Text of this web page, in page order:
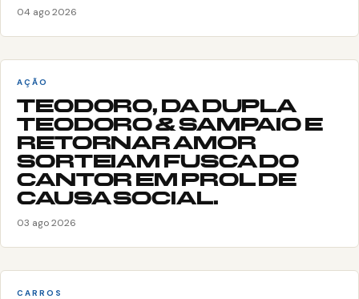
04 ago 2026
AÇÃO
TEODORO, DA DUPLA
TEODORO & SAMPAIO E
RETORNAR AMOR
SORTEIAM FUSCA DO
CANTOR EM PROL DE
CAUSA SOCIAL.
03 ago 2026
CARROS